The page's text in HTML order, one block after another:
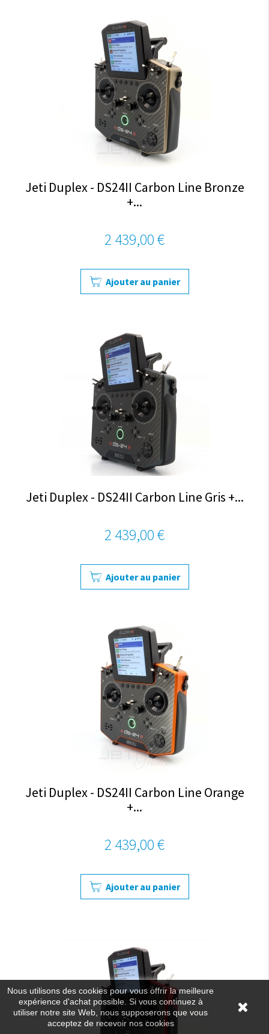
Jeti Duplex - DS24II Carbon Line Bronze
+...
2 439,00 €
Ajouter au panier
Jeti Duplex - DS24II Carbon Line Gris +...
2 439,00 €
Ajouter au panier
Jeti Duplex - DS24II Carbon Line Orange
+...
2 439,00 €
Ajouter au panier
Nous utilisons des cookies pour vous offrir la meilleure
expérience d'achat possible. Si vous continuez à
utiliser notre site Web, nous supposerons que vous
acceptez de recevoir nos cookies